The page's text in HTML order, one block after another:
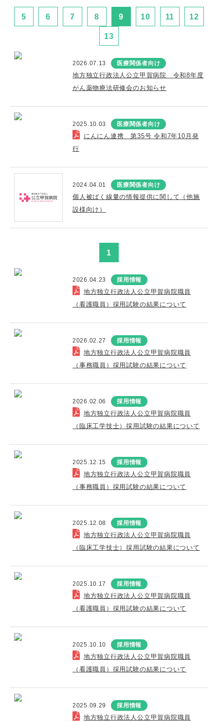
5 6 7 8 9 10 11 12
13
2026.07.13 医療関係者向け
地方独立行政法人公立甲賀病院 令和8年度
がん薬物療法研修会のお知らせ
2025.10.03 医療関係者向け
にんにん連携 第35号 令和7年10月発
行
2024.04.01 医療関係者向け
個人被ばく線量の情報提供に関して（他施
設様向け）
1
2026.04.23 採用情報
地方独立行政法人公立甲賀病院職員
（看護職員）採用試験の結果について
2026.02.27 採用情報
地方独立行政法人公立甲賀病院職員
（事務職員）採用試験の結果について
2026.02.06 採用情報
地方独立行政法人公立甲賀病院職員
（臨床工学技士）採用試験の結果について
2025.12.15 採用情報
地方独立行政法人公立甲賀病院職員
（事務職員）採用試験の結果について
2025.12.08 採用情報
地方独立行政法人公立甲賀病院職員
（臨床工学技士）採用試験の結果について
2025.10.17 採用情報
地方独立行政法人公立甲賀病院職員
（看護職員）採用試験の結果について
2025.10.10 採用情報
地方独立行政法人公立甲賀病院職員
（看護職員）採用試験の結果について
2025.09.29 採用情報
地方独立行政法人公立甲賀病院職員